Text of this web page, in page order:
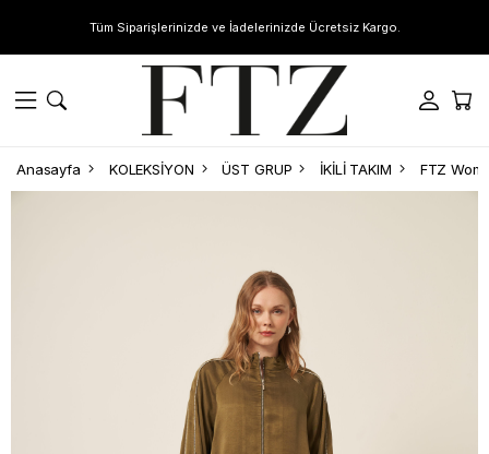
Tüm Siparişlerinizde ve İadelerinizde Ücretsiz Kargo.
Anasayfa KOLEKSİYON ÜST GRUP İKİLİ TAKIM FTZ